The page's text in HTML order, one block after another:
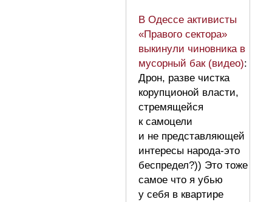
В Одессе активисты
«Правого сектора»
выкинули чиновника в
мусорный бак (видео):
Дрон, разве чистка
корупционой власти,
стремящейся
к самоцели
и не представляющей
интересы народа-это
беспредел?)) Это тоже
самое что я убью
у себя в квартире